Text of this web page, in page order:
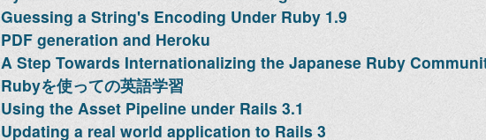
Guessing a String's Encoding Under Ruby 1.9
PDF generation and Heroku
A Step Towards Internationalizing the Japanese Ruby
Rubyを使っての英語学習
Using the Asset Pipeline under Rails 3.1
Updating a real world application to Rails 3